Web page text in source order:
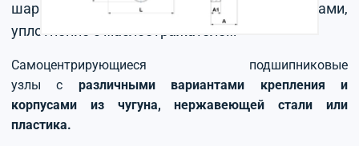
шарикоподшипник с установочными винтами,
уплотнение с маслоотражателем
Самоцентрирующиеся подшипниковые
узлы с различными вариантами крепления и
корпусами из чугуна, нержавеющей стали или
пластика.